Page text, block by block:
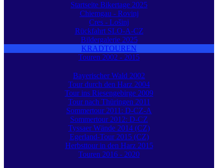
Startseite Bikertage 2025
Chiemgau - Rovinj
Cres - Lošinj
Rückfahrt SLO-A-CZ
Bildergalerie 2025
KRADTOUREN
Touren 2002 - 2015
Bayerischer Wald 2002
Tour durch den Harz 2004
Tour ins Riesengebirge 2009
Tour nach Thüringen 2011
Sommertour 2011: D-CZ-A
Sommertour 2012: D-CZ
Tyssaer Wände 2014 (CZ)
Egerland-Tour 2015 (CZ)
Herbsttour in den Harz 2015
Touren 2016 - 2020